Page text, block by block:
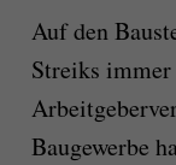
Auf den
Streiks
Baugewerbe